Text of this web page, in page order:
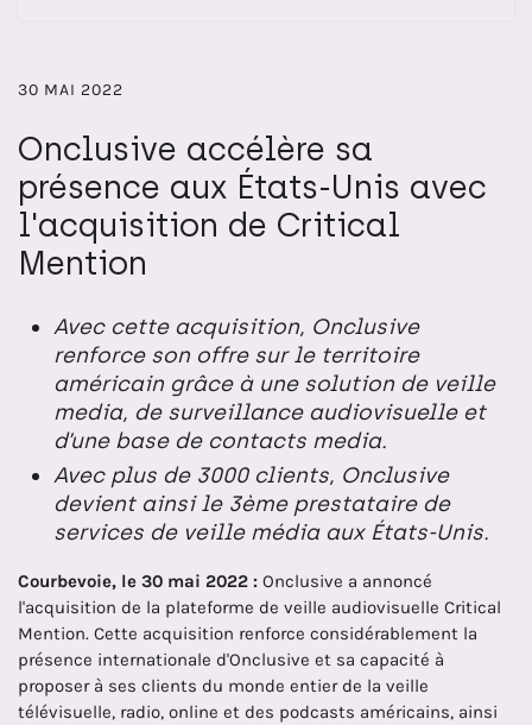
30 MAI 2022
Onclusive accélère sa
présence aux États-Unis avec
l'acquisition de Critical
Mention
Avec cette acquisition, Onclusive
renforce son offre sur le territoire
américain grâce à une solution de veille
media, de surveillance audiovisuelle et
d’une base de contacts media.
Avec plus de 3000 clients, Onclusive
devient ainsi le 3ème prestataire de
services de veille média aux États-Unis.
Courbevoie, le 30 mai 2022 : Onclusive a annoncé
l'acquisition de la plateforme de veille audiovisuelle Critical
Mention. Cette acquisition renforce considérablement la
présence internationale d'Onclusive et sa capacité à
proposer à ses clients du monde entier de la veille
télévisuelle, radio, online et des podcasts américains, ainsi